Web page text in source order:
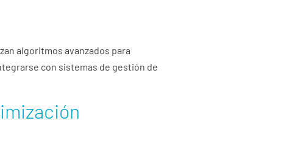
algoritmos avanzados para
con sistemas de gestión de